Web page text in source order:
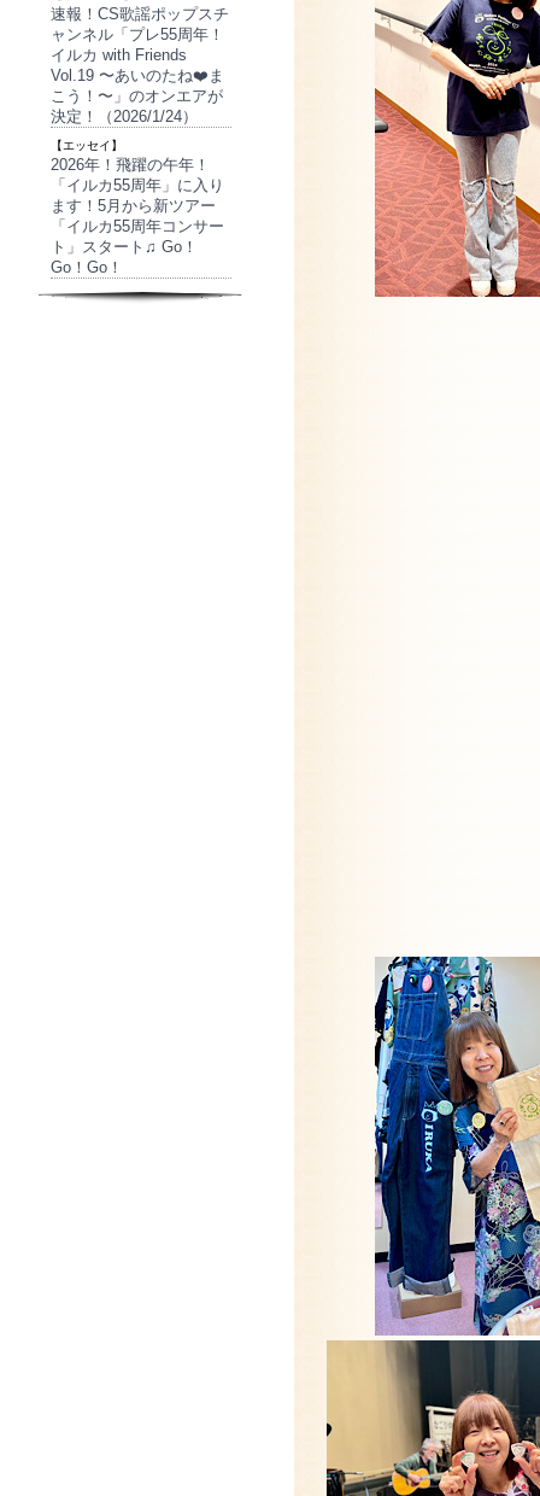
速報！CS歌謡ポップスチ
ャンネル「プレ55周年！
イルカ with Friends
Vol.19 〜あいのたね❤️ま
こう！〜」のオンエアが
決定！（2026/1/24）
【エッセイ】
2026年！飛躍の午年！
「イルカ55周年」に入り
ます！5月から新ツアー
「イルカ55周年コンサー
ト」スタート♫ Go！
Go！Go！